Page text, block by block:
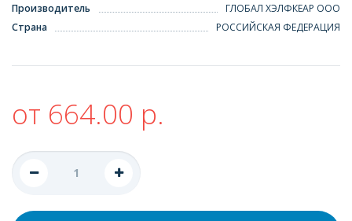
Производитель
ГЛОБАЛ ХЭЛФКЕАР ООО
Страна
РОССИЙСКАЯ ФЕДЕРАЦИЯ
от 664.00 р.